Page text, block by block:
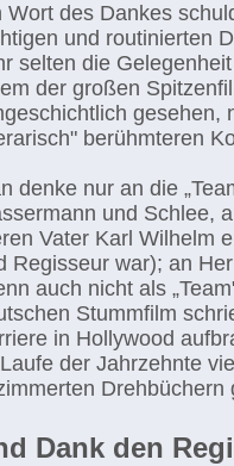
Wort des Dankes
und routinierten
selten die
der großen
gesehen,
berühmteren
denke nur an die
und Schlee,
Vater Karl Wilhelm
Regisseur war); an
auch nicht als
Stummfilm
in Hollywood
der Jahrzehnte
Drehbüchern
Dank den